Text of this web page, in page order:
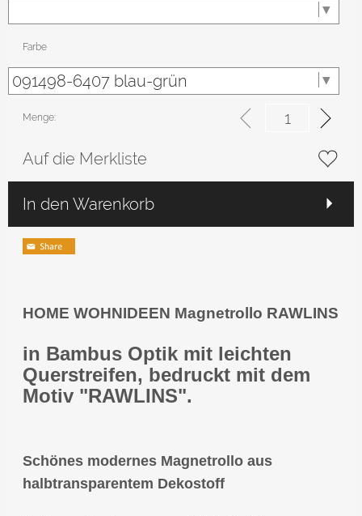
Farbe
Menge:
Auf die Merkliste
In den Warenkorb
HOME WOHNIDEEN Magnetrollo RAWLINS
in Bambus Optik mit leichten
Querstreifen, bedruckt mit dem
Motiv "RAWLINS".
Schönes modernes Magnetrollo aus
halbtransparentem Dekostoff